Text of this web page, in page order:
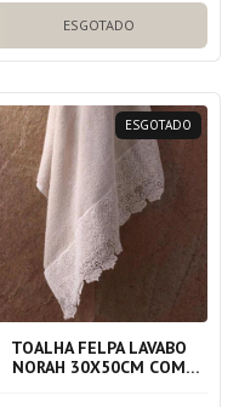
ESGOTADO
ESGOTADO
TOALHA FELPA LAVABO
NORAH 30X50CM COM